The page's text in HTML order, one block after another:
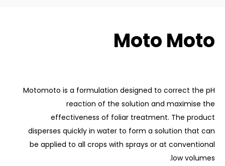
Moto Moto
Motomoto is a formulation designed to correct the pH
reaction of the solution and maximise the
effectiveness of foliar treatment. The product
disperses quickly in water to form a solution that can
be applied to all crops with sprays or at conventional
low volumes.